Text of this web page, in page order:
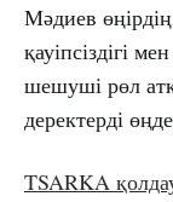
Мәдиев
қауіпсіздігі
шешуші рөл
деректерді
TSARKA